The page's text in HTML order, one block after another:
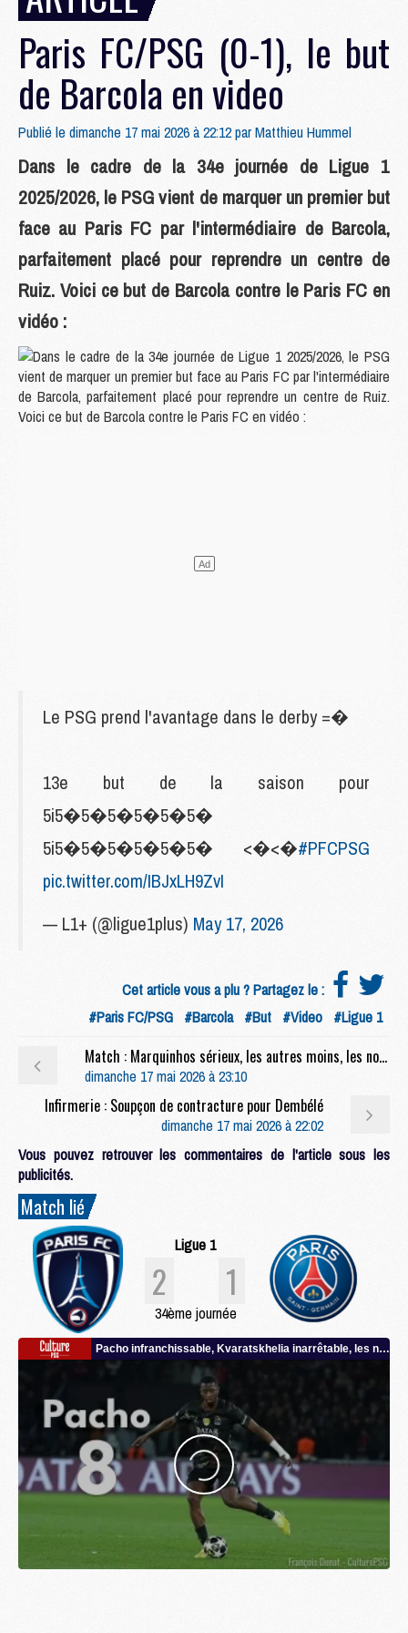
Paris FC/PSG (0-1), le but
de Barcola en video
Publié le dimanche 17 mai 2026 à 22:12 parMatthieu Hummel
Dans le cadre de la 34e journée de Ligue 1
2025/2026, le PSG vient de marquer un premier but
face au Paris FC par l'intermédiaire de Barcola,
parfaitement placé pour reprendre un centre de
Ruiz. Voici ce but de Barcola contre le Paris FC en
vidéo :
Le PSG prend l'avantage dans le derby =�
13e but de la saison pour
5i5�5�5�5�5�5�
5i5�5�5�5�5�5� <�<�#PFCPSG
pic.twitter.com/IBJxLH9ZvI
— L1+ (@ligue1plus) May 17, 2026
Cet article vous a plu ? Partagez le :
#Paris FC/PSG #Barcola #But #Video #Ligue 1
Match : Marquinhos sérieux, les autres moins, les notes de Paris FC/PSG (2-1)
dimanche 17 mai 2026 à 23:10
Infirmerie : Soupçon de contracture pour Dembélé
dimanche 17 mai 2026 à 22:02
Vous pouvez retrouver les commentaires de l'article sous les
publicités.
Match lié
Ligue 1
2 1
34ème journée